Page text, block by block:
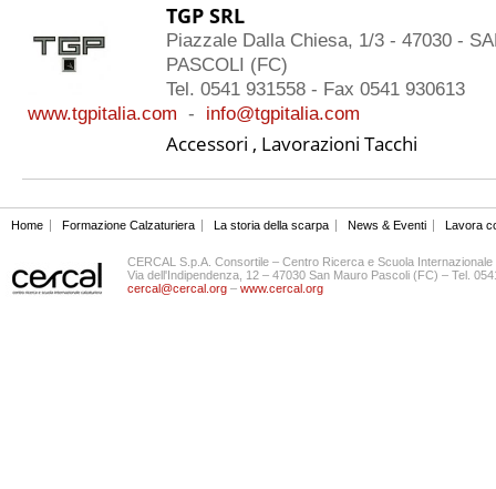
TGP SRL
Piazzale Dalla Chiesa, 1/3 - 47030 -
PASCOLI (FC)
Tel. 0541 931558 - Fax 0541 930613
www.tgpitalia.com - info@tgpitalia.com
Accessori , Lavorazioni Tacchi
Home Formazione Calzaturiera La storia della scarpa News & Eventi Lavora
CERCAL S.p.A. Consortile – Centro Ricerca e Scuola
Via dell'Indipendenza, 12 – 47030 San Mauro Pascoli (FC) – Tel.
cercal@cercal.org – www.cercal.org